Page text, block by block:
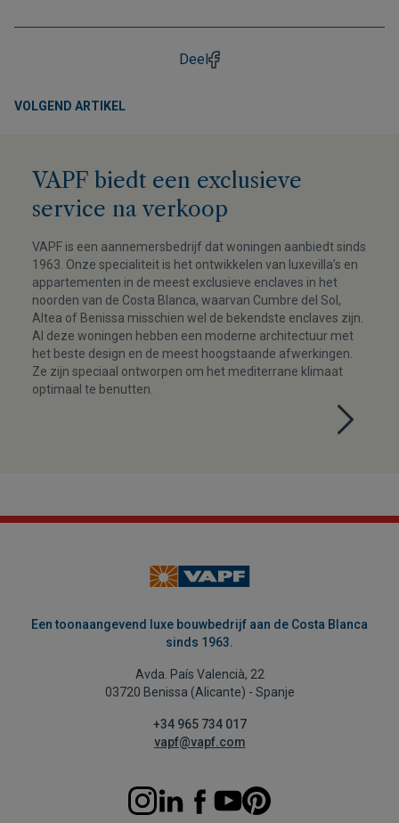
Deel
VOLGEND ARTIKEL
VAPF biedt een exclusieve
service na verkoop
VAPF is een aannemersbedrijf dat woningen aanbiedt sinds
1963. Onze specialiteit is het ontwikkelen van luxevilla’s en
appartementen in de meest exclusieve enclaves in het
noorden van de Costa Blanca, waarvan Cumbre del Sol,
Altea of Benissa misschien wel de bekendste enclaves zijn.
Al deze woningen hebben een moderne architectuur met
het beste design en de meest hoogstaande afwerkingen.
Ze zijn speciaal ontworpen om het mediterrane klimaat
optimaal te benutten.
Een toonaangevend luxe bouwbedrijf aan de Costa Blanca
sinds 1963.
Avda. País Valencià, 22
03720 Benissa (Alicante) - Spanje
+34 965 734 017
vapf@vapf.com